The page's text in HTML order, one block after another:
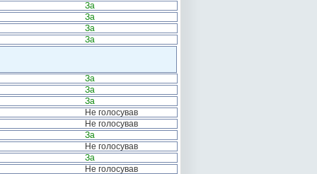
За
За
За
За
За
За
За
Не голосував
Не голосував
За
Не голосував
За
Не голосував